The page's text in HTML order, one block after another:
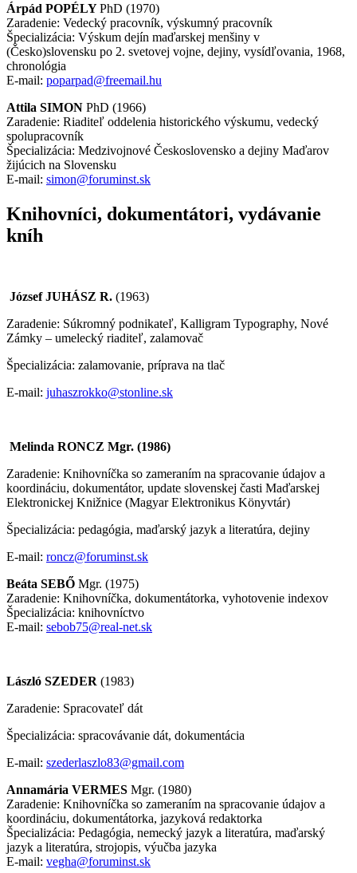
Árpád POPÉLYPhD (1970)
Zaradenie: Vedecký pracovník, výskumný pracovník
Špecializácia: Výskum dejín maďarskej menšiny v
(Česko)slovensku po 2. svetovej vojne, dejiny, vysídľovania, 1968,
chronológia
E-mail: poparpad@freemail.hu
Attila SIMON PhD (1966)
Zaradenie: Riaditeľ oddelenia historického výskumu, vedecký
spolupracovník
Špecializácia: Medzivojnové Československo a dejiny Maďarov
žijúcich na Slovensku
E-mail: simon@foruminst.sk
Knihovníci, dokumentátori, vydávanie
kníh
József JUHÁSZ R. (1963)
Zaradenie: Súkromný podnikateľ, Kalligram Typography, Nové
Zámky – umelecký riaditeľ, zalamovač
Špecializácia: zalamovanie, príprava na tlač
E-mail: juhaszrokko@stonline.sk
Melinda RONCZ Mgr. (1986)
Zaradenie: Knihovníčka so zameraním na spracovanie údajov a
koordináciu, dokumentátor, update slovenskej časti Maďarskej
Elektronickej Knižnice (Magyar Elektronikus Könyvtár)
Špecializácia: pedagógia, maďarský jazyk a literatúra, dejiny
E-mail: roncz@foruminst.sk
Beáta SEBŐ Mgr. (1975)
Zaradenie: Knihovníčka, dokumentátorka, vyhotovenie indexov
Špecializácia: knihovníctvo
E-mail: sebob75@real-net.sk
László SZEDER (1983)
Zaradenie: Spracovateľ dát
Špecializácia: spracovávanie dát, dokumentácia
E-mail: szederlaszlo83@gmail.com
Annamária VERMES Mgr. (1980)
Zaradenie: Knihovníčka so zameraním na spracovanie údajov a
koordináciu, dokumentátorka, jazyková redaktorka
Špecializácia: Pedagógia, nemecký jazyk a literatúra, maďarský
jazyk a literatúra, strojopis, výučba jazyka
E-mail: vegha@foruminst.sk